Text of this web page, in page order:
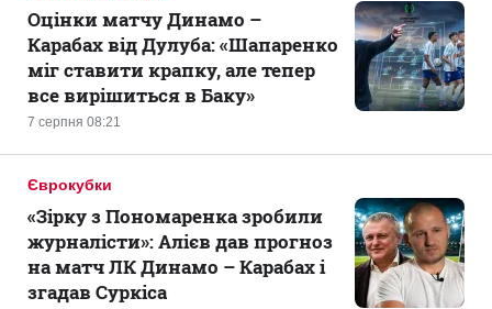
7 серпня 08:21
Оцінки матчу Динамо –
Карабах від Дулуба: «Шапаренко
міг ставити крапку, але тепер
все вирішиться в Баку»
Єврокубки
«Зірку з Пономаренка зробили
журналісти»: Алієв дав прогноз
на матч ЛК Динамо – Карабах і
згадав Суркіса